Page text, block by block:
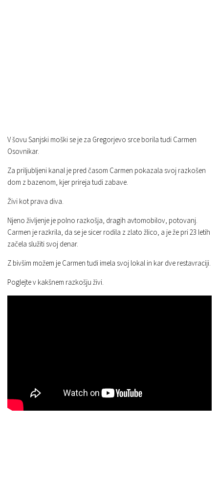
V šovu Sanjski moški se je za Gregorjevo srce borila tudi Carmen
Osovnikar.
Za priljubljeni kanal je pred časom Carmen pokazala svoj razkošen
dom z bazenom, kjer prireja tudi zabave.
Živi kot prava diva.
Njeno življenje je polno razkošja, dragih avtomobilov, potovanj.
Carmen je razkrila, da se je sicer rodila z zlato žlico, a je že pri 23 letih
začela služiti svoj denar.
Z bivšim možem je Carmen tudi imela svoj lokal in kar dve restavraciji.
Poglejte v kakšnem razkošju živi.